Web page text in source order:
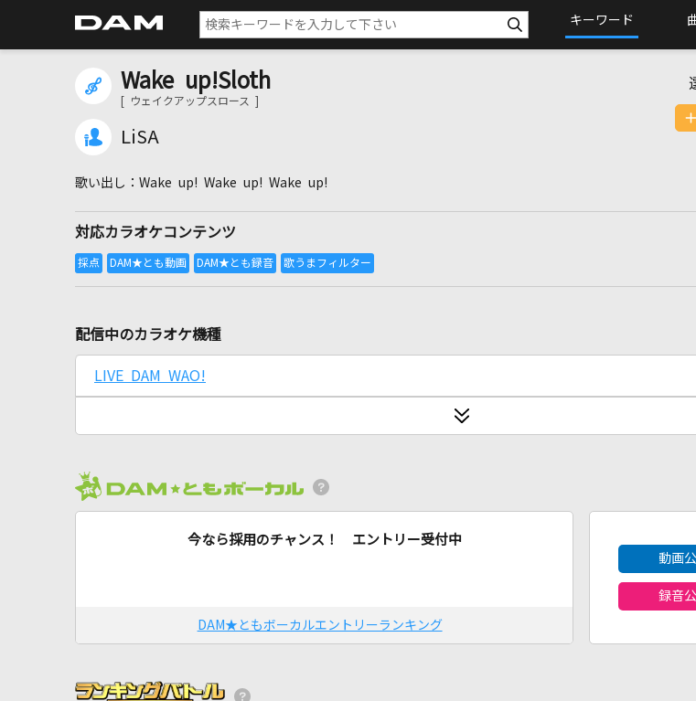
キーワード
Wake up!Sloth
[ ウェイクアップスロース ]
LiSA
Wake up! Wake up! Wake up!
対応カラオケコンテンツ
配信中のカラオケ機種
LIVE DAM WAO!
今なら採用のチャンス！ エントリー受付中
DAM★ともボーカルエントリーランキング
動画
録音